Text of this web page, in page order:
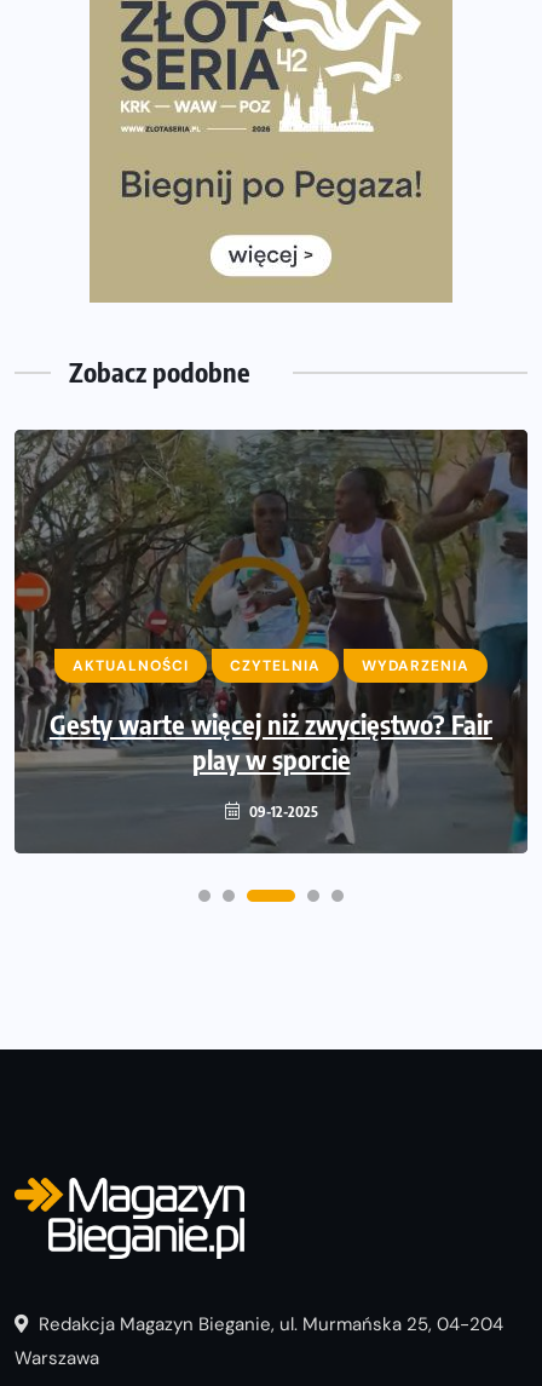
Największy Bieg Powstania Warszawskiego w historii.
Ponad 12 tysięcy uczestników pobiegło dla Bohaterów!
Tętno vs tempo – czym kierować się w bieganiu?
Co ma dużo białka? Produkty, które warto włączyć do
Rozbiegany Olsztyn szykuje się na weekend z
Już w tę sobotę 35. Bieg Powstania Warszawskiego.
Wystartuje rekordowa liczba uczestników
Zobacz podobne
AKTUALNOŚCI CZYTELNIA WYDARZENIA
Gesty warte więcej niż zwycięstwo? Fair
play w sporcie
09-12-2025
AKTUALNOŚCI CZYTELNIA WYDARZENIA
Pierwsza Dycha: jak zadebiutować w
zawodach na 10 kilometrów na
przykładzie PKO Banku Polskiego i 35.
Biegu Niepodległości
28-11-2025
Redakcja Magazyn Bieganie, ul. Murmańska 25, 04-204
Warszawa